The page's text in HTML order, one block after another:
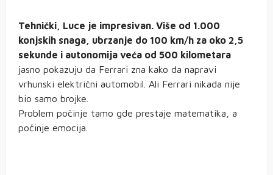
Tehnički, Luce je impresivan. Više od 1.000
konjskih snaga, ubrzanje do 100 km/h za oko 2,5
sekunde i autonomija veća od 500 kilometara
jasno pokazuju da Ferrari zna kako da napravi
vrhunski električni automobil. Ali Ferrari nikada nije
bio samo brojke.
Problem počinje tamo gde prestaje matematika, a
počinje emocija.